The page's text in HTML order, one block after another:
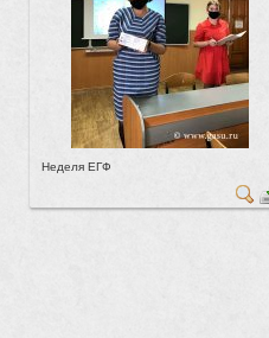
Неделя ЕГФ